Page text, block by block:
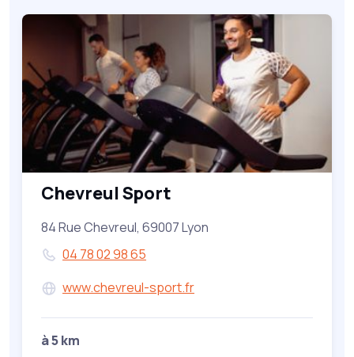
Chevreul Sport
84 Rue Chevreul, 69007 Lyon
04 78 02 98 65
www.chevreul-sport.fr
à 5 km